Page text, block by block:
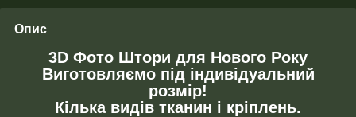
Опис
3D Фото Штори для Нового Року
Виготовляємо під індивідуальний
розмір!
Кілька видів тканин і кріплень.